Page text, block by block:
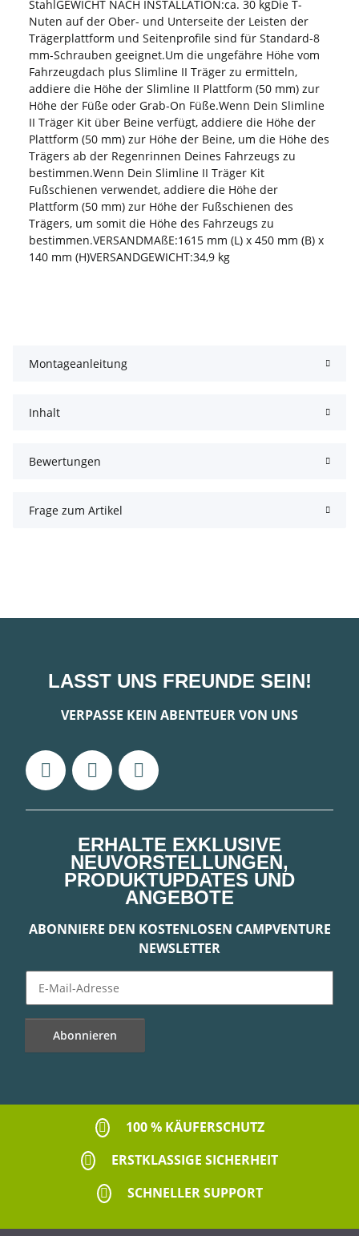
StahlGEWICHT NACH INSTALLATION:ca. 30 kgDie T-
Nuten auf der Ober- und Unterseite der Leisten der
Trägerplattform und Seitenprofile sind für Standard-8
mm-Schrauben geeignet.Um die ungefähre Höhe vom
Fahrzeugdach plus Slimline II Träger zu ermitteln,
addiere die Höhe der Slimline II Plattform (50 mm) zur
Höhe der Füße oder Grab-On Füße.Wenn Dein Slimline
II Träger Kit über Beine verfügt, addiere die Höhe der
Plattform (50 mm) zur Höhe der Beine, um die Höhe des
Trägers ab der Regenrinnen Deines Fahrzeugs zu
bestimmen.Wenn Dein Slimline II Träger Kit
Fußschienen verwendet, addiere die Höhe der
Plattform (50 mm) zur Höhe der Fußschienen des
Trägers, um somit die Höhe des Fahrzeugs zu
bestimmen.VERSANDMAßE:1615 mm (L) x 450 mm (B) x
140 mm (H)VERSANDGEWICHT:34,9 kg
Montageanleitung
Inhalt
Bewertungen
Frage zum Artikel
LASST UNS FREUNDE SEIN!
VERPASSE KEIN ABENTEUER VON UNS
ERHALTE EXKLUSIVE
NEUVORSTELLUNGEN,
PRODUKTUPDATES UND
ANGEBOTE
ABONNIERE DEN KOSTENLOSEN CAMPVENTURE
NEWSLETTER
Abonnieren
100 % KÄUFERSCHUTZ
ERSTKLASSIGE SICHERHEIT
SCHNELLER SUPPORT